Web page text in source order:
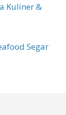
Kuliner &
Segar